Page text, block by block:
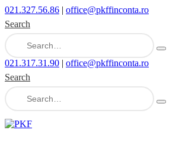
021.327.56.86 | office@pkffinconta.ro
Search
021.317.31.90 | office@pkffinconta.ro
Search